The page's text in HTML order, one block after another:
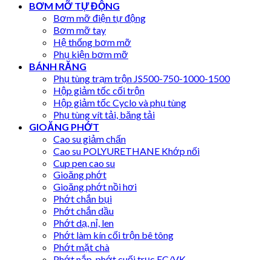
BƠM MỠ TỰ ĐỘNG
Bơm mỡ điện tự động
Bơm mỡ tay
Hệ thống bơm mỡ
Phụ kiện bơm mỡ
BÁNH RĂNG
Phụ tùng trạm trộn JS500-750-1000-1500
Hộp giảm tốc cối trộn
Hộp giảm tốc Cyclo và phụ tùng
Phụ tùng vít tải, băng tải
GIOĂNG PHỚT
Cao su giảm chấn
Cao su POLYURETHANE Khớp nối
Cup pen cao su
Gioăng phớt
Gioăng phớt nồi hơi
Phớt chắn bụi
Phớt chắn dầu
Phớt dạ, nỉ, len
Phớt làm kín cối trộn bê tông
Phớt mặt chà